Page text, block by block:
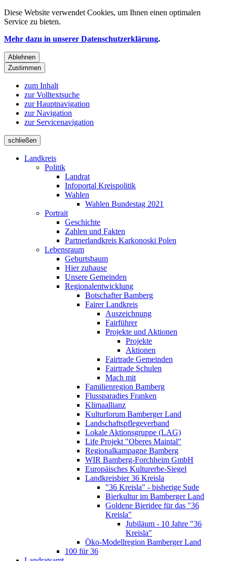
Diese Website verwendet Cookies, um Ihnen einen optimalen
Service zu bieten.
Mehr dazu in unserer Datenschutzerklärung.
Ablehnen
Zustimmen
zum Inhalt
zur Volltextsuche
zur Hauptnavigation
zur Navigation
zur Servicenavigation
schließen
Landkreis
Politik
Landrat
Infoportal Kreispolitik
Wahlen
Wahlen Bundestag 2021
Portrait
Geschichte
Zahlen und Fakten
Partnerlandkreis Karkonoski Polen
Lebensraum
Geburtsbaum
Hier zuhause
Unsere Gemeinden
Regionalentwicklung
Botschafter Bamberg
Fairer Landkreis
Auszeichnung
Fairführer
Projekte und Aktionen
Projekte
Aktionen
Fairtrade Gemeinden
Fairtrade Schulen
Mach mit
Familienregion Bamberg
Flussparadies Franken
Klimaallianz
Kulturforum Bamberger Land
Landschaftspflegeverband
Lokale Aktionsgruppe (LAG)
Life Projekt "Oberes Maintal"
Regionalkampagne Bamberg
WIR Bamberg-Forchheim GmbH
Europäisches Kulturerbe-Siegel
Landkreisbier 36 Kreisla
"36 Kreisla" - bisherige Sude
Bierkultur im Bamberger Land
Goldene Bieridee für das "36
Kreisla"
Jubiläum - 10 Jahre "36
Kreisla"
Öko-Modellregion Bamberger Land
100 für 36